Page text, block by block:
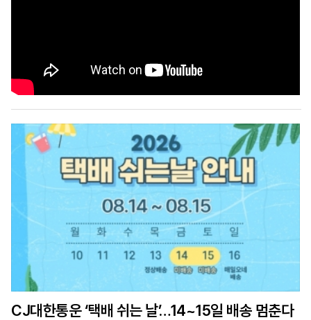
CJ대한통운 ‘택배 쉬는 날’…14~15일 배송 멈춘다